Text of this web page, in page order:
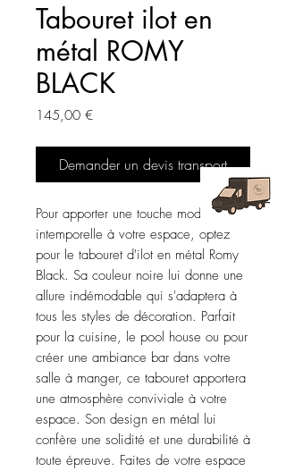
Tabouret ilot en
métal ROMY
BLACK
145,00 €Prix
Demander un devis transport
Pour apporter une touche moderne et
intemporelle à votre espace, optez
pour le tabouret d'ilot en métal Romy
Black. Sa couleur noire lui donne une
allure indémodable qui s'adaptera à
tous les styles de décoration. Parfait
pour la cuisine, le pool house ou pour
créer une ambiance bar dans votre
salle à manger, ce tabouret apportera
une atmosphère conviviale à votre
espace. Son design en métal lui
confère une solidité et une durabilité à
toute épreuve. Faites de votre espace